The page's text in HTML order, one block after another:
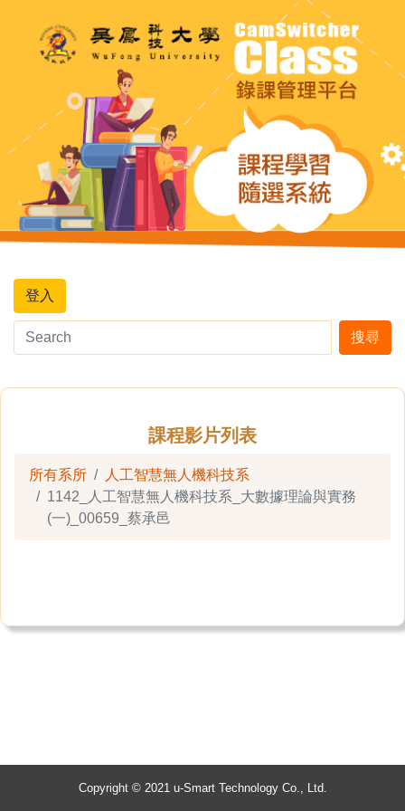
登入
搜尋
課程影片列表
所有系所
人工智慧無人機科技系
1142_人工智慧無人機科技系_大數據理論與實務
(一)_00659_蔡承邑
Copyright © 2021 u-Smart Technology Co., Ltd.